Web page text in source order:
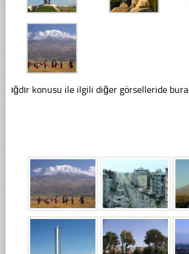
ığdır konusu ile ilgili diğer görselleride